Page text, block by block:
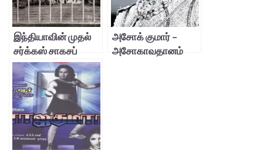
இந்தியாவின் முதல்
சர்க்கஸ் சாகசப்
பெண்- சுசீலா சுந்தரி
அசோக் குமார் –
அசோகாவதானம்